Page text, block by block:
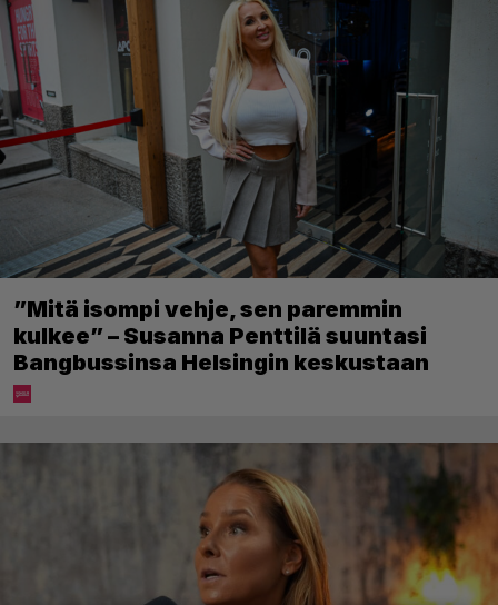
”Mitä isompi vehje, sen paremmin
kulkee” – Susanna Penttilä suuntasi
Bangbussinsa Helsingin keskustaan